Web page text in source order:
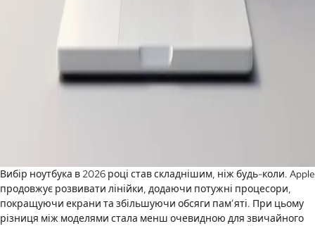
Вибір ноутбука в 2026 році став складнішим, ніж будь-коли. Apple
продовжує розвивати лінійки, додаючи потужні процесори,
покращуючи екрани та збільшуючи обсяги пам’яті. При цьому
різниця між моделями стала менш очевидною для звичайного